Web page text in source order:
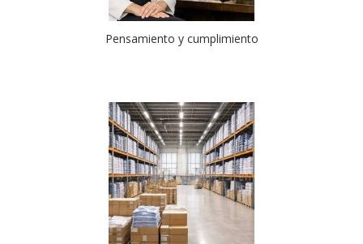
Pensamiento y cumplimiento